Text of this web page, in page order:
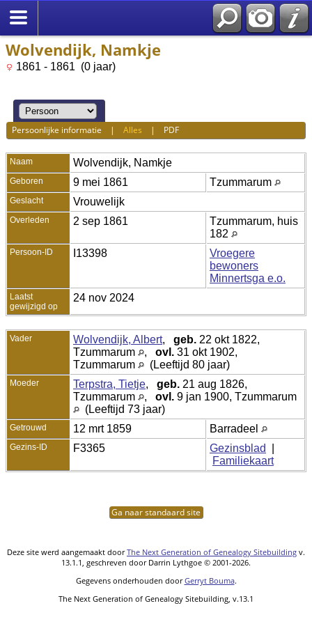
Wolvendijk, Namkje
1861 - 1861 (0 jaar)
Persoonlijke informatie |Alles | PDF
Naam Wolvendijk, Namkje
Geboren 9 mei 1861 Tzummarum
Geslacht Vrouwelijk
Overleden 2 sep 1861
Tzummarum, huis
182
Persoon-ID I13398
Vroegere
bewoners
Minnertsga e.o.
Laatst
gewijzigd op
24 nov 2024
Vader Wolvendijk, Albert, geb. 22 okt 1822,
Tzummarum
, ovl. 31 okt 1902,
Tzummarum
(Leeftijd 80 jaar)
Moeder Terpstra, Tietje, geb. 21 aug 1826,
Tzummarum
, ovl. 9 jan 1900, Tzummarum
(Leeftijd 73 jaar)
Getrouwd 12 mrt 1859 Barradeel
Gezins-ID F3365 Gezinsblad
Familiekaart
Ga naar standaard site
Deze site werd aangemaakt doorThe Next Generation of Genealogy Sitebuilding v.
13.1.1, geschreven door Darrin Lythgoe © 2001-2026.
Gegevens onderhouden doorGerryt Bouma.
The Next Generation of Genealogy Sitebuilding, v.13.1